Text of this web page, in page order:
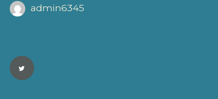
admin6345